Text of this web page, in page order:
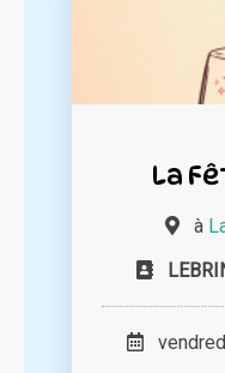
La
à